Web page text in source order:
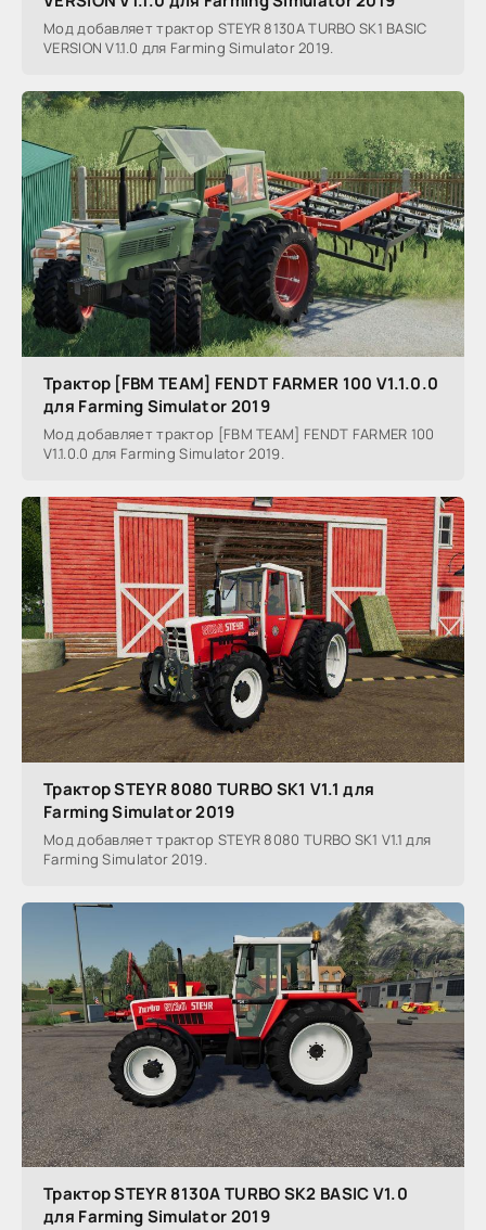
Мод добавляет трактор STEYR 8130A TURBO SK1 BASIC
VERSION V1.1.0 для Farming Simulator 2019.
Трактор [FBM TEAM] FENDT FARMER 100 V1.1.0.0
для Farming Simulator 2019
Мод добавляет трактор [FBM TEAM] FENDT FARMER 100
V1.1.0.0 для Farming Simulator 2019.
Трактор STEYR 8080 TURBO SK1 V1.1 для
Farming Simulator 2019
Мод добавляет трактор STEYR 8080 TURBO SK1 V1.1 для
Farming Simulator 2019.
Трактор STEYR 8130A TURBO SK2 BASIC V1.0
для Farming Simulator 2019